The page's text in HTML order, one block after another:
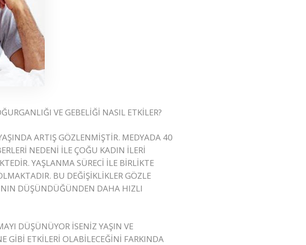
VE GEBELİĞİ NASIL ETKİLER?
ARTIŞ GÖZLENMİŞTİR. MEDYADA 40
NEDENİ İLE ÇOĞU KADIN İLERİ
YAŞLANMA SÜRECİ İLE BİRLİKTE
BU DEĞİŞİKLİKLER GÖZLE
DÜŞÜNDÜĞÜNDEN DAHA HIZLI
DÜŞÜNÜYOR İSENİZ YAŞIN VE
GİBİ ETKİLERİ OLABİLECEĞİNİ FARKINDA